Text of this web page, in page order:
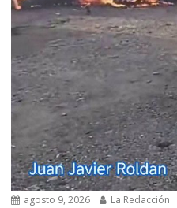
agosto 9, 2026 La Redacción